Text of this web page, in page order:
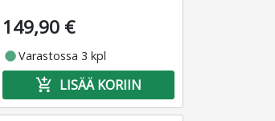
149,90 €
fiber_manual_recordVarastossa 3 kpl
add_shopping_cart LISÄÄ KORIIN